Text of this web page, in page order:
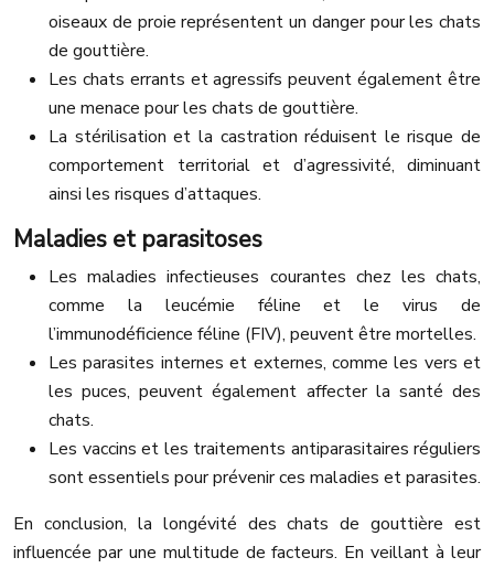
oiseaux de proie représentent un danger pour les chats
de gouttière.
Les chats errants et agressifs peuvent également être
une menace pour les chats de gouttière.
La stérilisation et la castration réduisent le risque de
comportement territorial et d’agressivité, diminuant
ainsi les risques d’attaques.
Maladies et parasitoses
Les maladies infectieuses courantes chez les chats,
comme la leucémie féline et le virus de
l’immunodéficience féline (FIV), peuvent être mortelles.
Les parasites internes et externes, comme les vers et
les puces, peuvent également affecter la santé des
chats.
Les vaccins et les traitements antiparasitaires réguliers
sont essentiels pour prévenir ces maladies et parasites.
En conclusion, la longévité des chats de gouttière est
influencée par une multitude de facteurs. En veillant à leur